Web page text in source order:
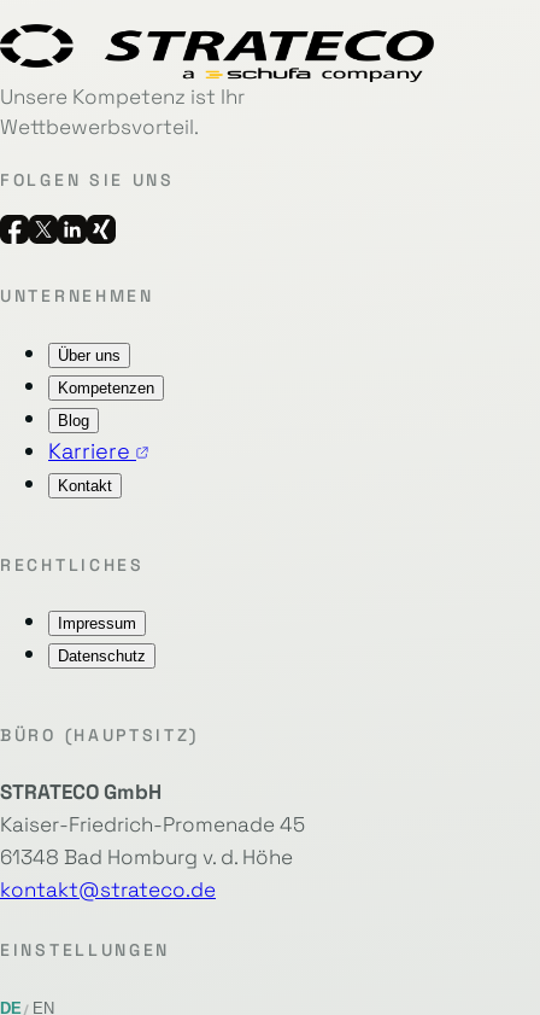
Unsere Kompetenz ist Ihr
Wettbewerbsvorteil.
FOLGEN SIE UNS
UNTERNEHMEN
Über uns
Kompetenzen
Blog
Karriere
Kontakt
RECHTLICHES
Impressum
Datenschutz
BÜRO (HAUPTSITZ)
STRATECO GmbH
Kaiser-Friedrich-Promenade 45
61348 Bad Homburg v. d. Höhe
kontakt@strateco.de
EINSTELLUNGEN
DE EN